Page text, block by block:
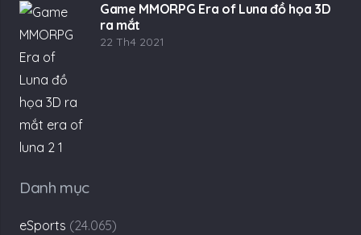
Game MMORPG Era of Luna đồ họa 3D
ra mắt
22 Th4 2021
Danh mục
eSports (24.065)